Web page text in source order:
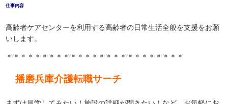
仕事内容
高齢者ケアセンターを利用する高齢者の日常生活全般を支援をお願
いします。
＊＊＊＊＊＊＊＊＊＊＊＊＊＊＊＊＊＊＊＊＊＊＊＊＊
播磨兵庫介護転職サーチ